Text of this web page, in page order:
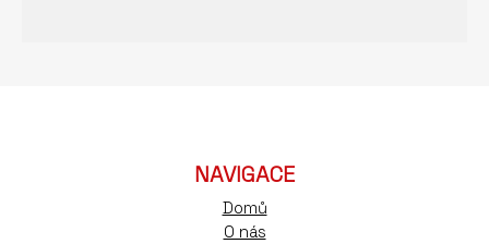
NAVIGACE
Domů
O nás